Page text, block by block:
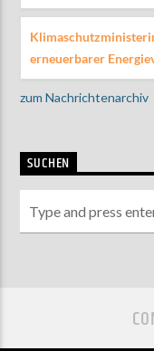
erneuerbarer
zum Nachrichtenarchiv
SUCHEN